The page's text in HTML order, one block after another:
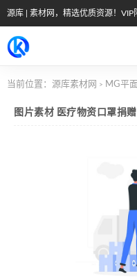
源库 | 素材网，精选优质资源！VIP
当前位置： 源库素材网 > MG平
图片素材 医疗物资口罩捐